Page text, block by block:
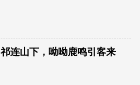
祁连山下，呦呦鹿鸣引客来